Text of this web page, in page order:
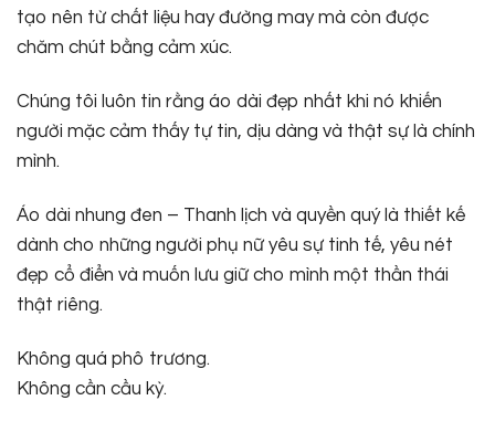
tạo nên từ chất liệu hay đường may mà còn được
chăm chút bằng cảm xúc.
Chúng tôi luôn tin rằng áo dài đẹp nhất khi nó khiến
người mặc cảm thấy tự tin, dịu dàng và thật sự là chính
mình.
Áo dài nhung đen – Thanh lịch và quyền quý là thiết kế
dành cho những người phụ nữ yêu sự tinh tế, yêu nét
đẹp cổ điển và muốn lưu giữ cho mình một thần thái
thật riêng.
Không quá phô trương.
Không cần cầu kỳ.